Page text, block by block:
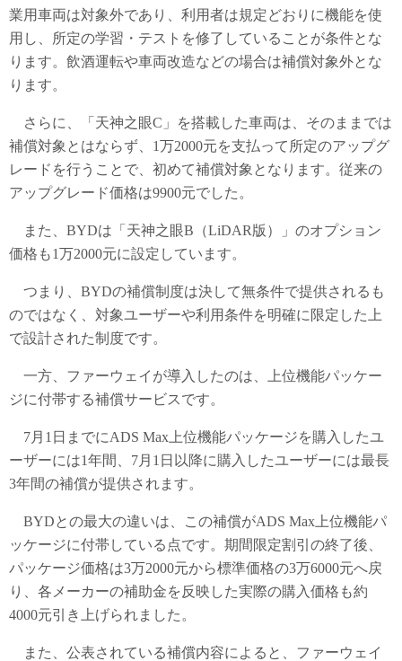
業用車両は対象外であり、利用者は規定どおりに機能を使
用し、所定の学習・テストを修了していることが条件とな
ります。飲酒運転や車両改造などの場合は補償対象外とな
ります。
さらに、「天神之眼C」を搭載した車両は、そのままでは
補償対象とはならず、1万2000元を支払って所定のアップグ
レードを行うことで、初めて補償対象となります。従来の
アップグレード価格は9900元でした。
また、BYDは「天神之眼B（LiDAR版）」のオプション
価格も1万2000元に設定しています。
つまり、BYDの補償制度は決して無条件で提供されるも
のではなく、対象ユーザーや利用条件を明確に限定した上
で設計された制度です。
一方、ファーウェイが導入したのは、上位機能パッケー
ジに付帯する補償サービスです。
7月1日までにADS Max上位機能パッケージを購入したユ
ーザーには1年間、7月1日以降に購入したユーザーには最長
3年間の補償が提供されます。
BYDとの最大の違いは、この補償がADS Max上位機能パ
ッケージに付帯している点です。期間限定割引の終了後、
パッケージ価格は3万2000元から標準価格の3万6000元へ戻
り、各メーカーの補助金を反映した実際の購入価格も約
4000元引き上げられました。
また、公表されている補償内容によると、ファーウェイ